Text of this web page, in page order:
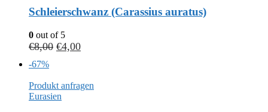
Schleierschwanz (Carassius auratus)
0 out of 5
€8,00 €4,00
-67%
Produkt anfragen
Eurasien